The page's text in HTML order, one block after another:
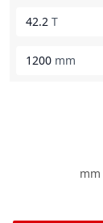
42.2 T
1200 mm
mm